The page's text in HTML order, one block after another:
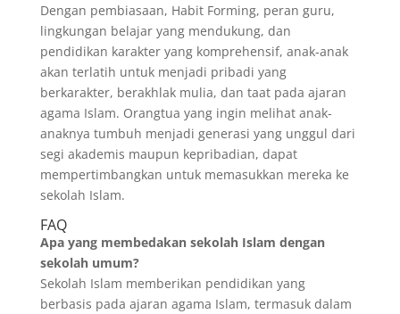
Dengan pembiasaan, Habit Forming, peran guru,
lingkungan belajar yang mendukung, dan
pendidikan karakter yang komprehensif, anak-anak
akan terlatih untuk menjadi pribadi yang
berkarakter, berakhlak mulia, dan taat pada ajaran
agama Islam. Orangtua yang ingin melihat anak-
anaknya tumbuh menjadi generasi yang unggul dari
segi akademis maupun kepribadian, dapat
mempertimbangkan untuk memasukkan mereka ke
sekolah Islam.
FAQ
Apa yang membedakan sekolah Islam dengan
sekolah umum?
Sekolah Islam memberikan pendidikan yang
berbasis pada ajaran agama Islam, termasuk dalam